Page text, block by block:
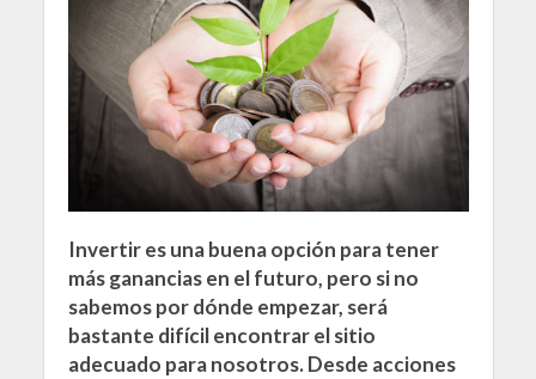
Invertir es una buena opción para tener
más ganancias en el futuro, pero si no
sabemos por dónde empezar, será
bastante difícil encontrar el sitio
adecuado para nosotros. Desde acciones